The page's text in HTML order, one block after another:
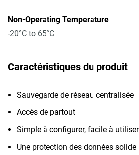
Non-Operating Temperature
-20°C to 65°C
Caractéristiques du produit
Sauvegarde de réseau centralisée
Accès de partout
Simple à configurer, facile à utiliser
Une protection des données solide